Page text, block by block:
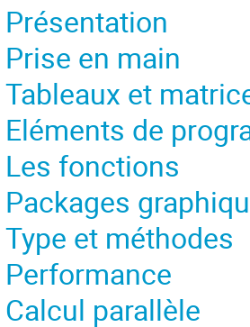
Présentation
Prise en main
Tableaux et
Eléments de
Les fonctions
Packages
Type et méthodes
Performance
Calcul parallèle